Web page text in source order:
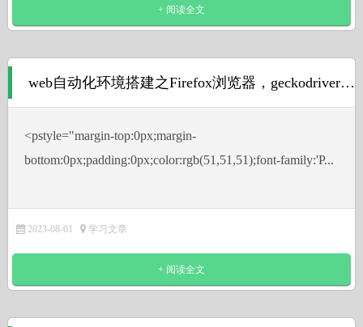
+ 阅读全文
web自动化环境搭建之Firefox浏览器，geckodriver驱动下载，及其对应关系参考
˂pstyle="margin-top:0px;margin-
bottom:0px;padding:0px;color:rgb(51,51,51);font-family:'P...
2023-08-01 学习文章
+ 阅读全文